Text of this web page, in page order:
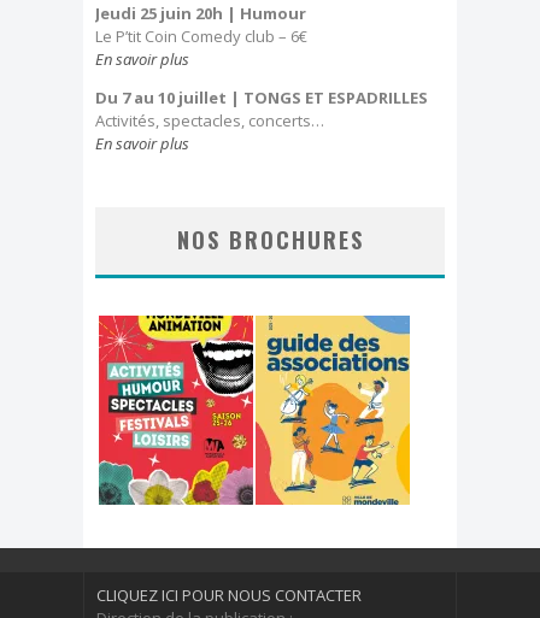
Jeudi 25 juin 20h | Humour
Le P’tit Coin Comedy club – 6€
En savoir plus
Du 7 au 10 juillet | TONGS ET ESPADRILLES
Activités, spectacles, concerts…
En savoir plus
NOS BROCHURES
CLIQUEZ ICI POUR NOUS CONTACTER